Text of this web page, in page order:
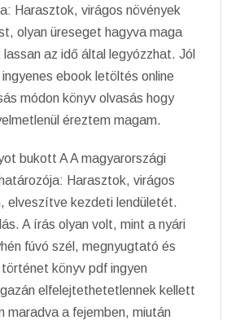
Harasztok, virágos növények
olyan üreseget hagyva maga
az idő által legyózzhat. Jól
ebook letöltés online
módon könyv olvasás hogy
éreztem magam.
bukott A A magyarországi
Harasztok, virágos
elveszítve kezdeti lendületét.
A írás olyan volt, mint a nyári
fúvó szél, megnyugtató és
könyv pdf ingyen
elfelejtethetetlennek kellett
maradva a fejemben, miután